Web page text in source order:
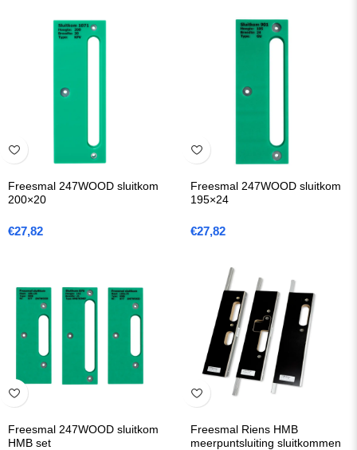
Freesmal 247WOOD sluitkom
200×20
€27,82
Freesmal 247WOOD sluitkom
195×24
€27,82
Freesmal 247WOOD sluitkom
HMB set
Freesmal Riens HMB
meerpuntsluiting sluitkommen